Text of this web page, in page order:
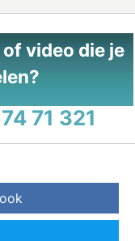
video die je
71 321